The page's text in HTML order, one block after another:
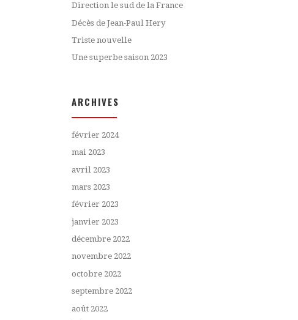
Direction le sud de la France
Décès de Jean-Paul Hery
Triste nouvelle
Une superbe saison 2023
ARCHIVES
février 2024
mai 2023
avril 2023
mars 2023
février 2023
janvier 2023
décembre 2022
novembre 2022
octobre 2022
septembre 2022
août 2022